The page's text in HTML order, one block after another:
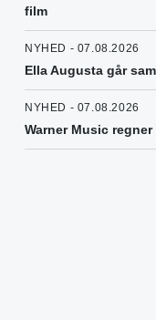
film
NYHED - 07.08.2026
Ella Augusta går
NYHED - 07.08.2026
Warner Music